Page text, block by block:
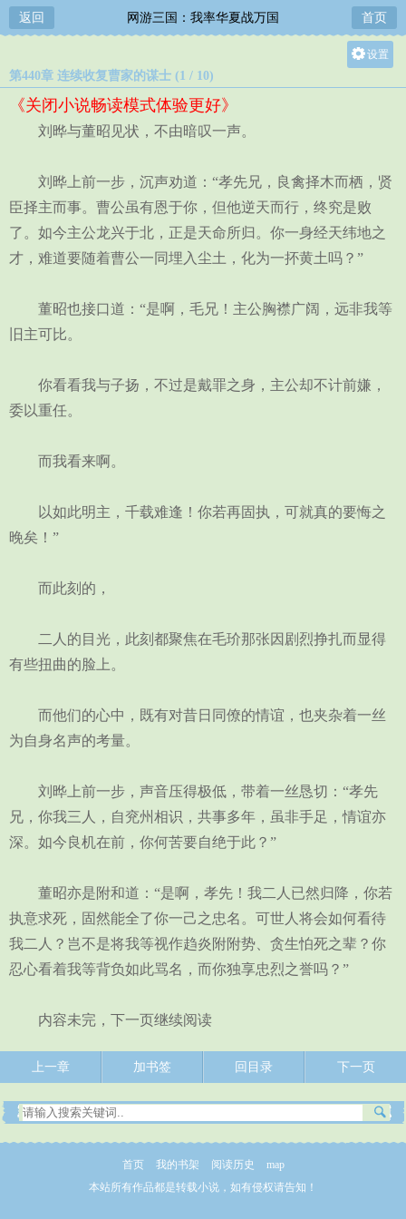
返回 网游三国：我率华夏战万国 首页
设置
第440章 连续收复曹家的谋士 (1 / 10)
《关闭小说畅读模式体验更好》
刘晔与董昭见状，不由暗叹一声。
刘晔上前一步，沉声劝道：“孝先兄，良禽择木而栖，贤
臣择主而事。曹公虽有恩于你，但他逆天而行，终究是败
了。如今主公龙兴于北，正是天命所归。你一身经天纬地之
才，难道要随着曹公一同埋入尘土，化为一抔黄土吗？”
董昭也接口道：“是啊，毛兄！主公胸襟广阔，远非我等
旧主可比。
你看看我与子扬，不过是戴罪之身，主公却不计前嫌，
委以重任。
而我看来啊。
以如此明主，千载难逢！你若再固执，可就真的要悔之
晚矣！”
而此刻的，
二人的目光，此刻都聚焦在毛玠那张因剧烈挣扎而显得
有些扭曲的脸上。
而他们的心中，既有对昔日同僚的情谊，也夹杂着一丝
为自身名声的考量。
刘晔上前一步，声音压得极低，带着一丝恳切：“孝先
兄，你我三人，自兖州相识，共事多年，虽非手足，情谊亦
深。如今良机在前，你何苦要自绝于此？”
董昭亦是附和道：“是啊，孝先！我二人已然归降，你若
执意求死，固然能全了你一己之忠名。可世人将会如何看待
我二人？岂不是将我等视作趋炎附附势、贪生怕死之辈？你
忍心看着我等背负如此骂名，而你独享忠烈之誉吗？”
内容未完，下一页继续阅读
上一章 加书签 回目录 下一页
首页 我的书架 阅读历史
map
本站所有作品都是转载小说，如有侵权请告知！